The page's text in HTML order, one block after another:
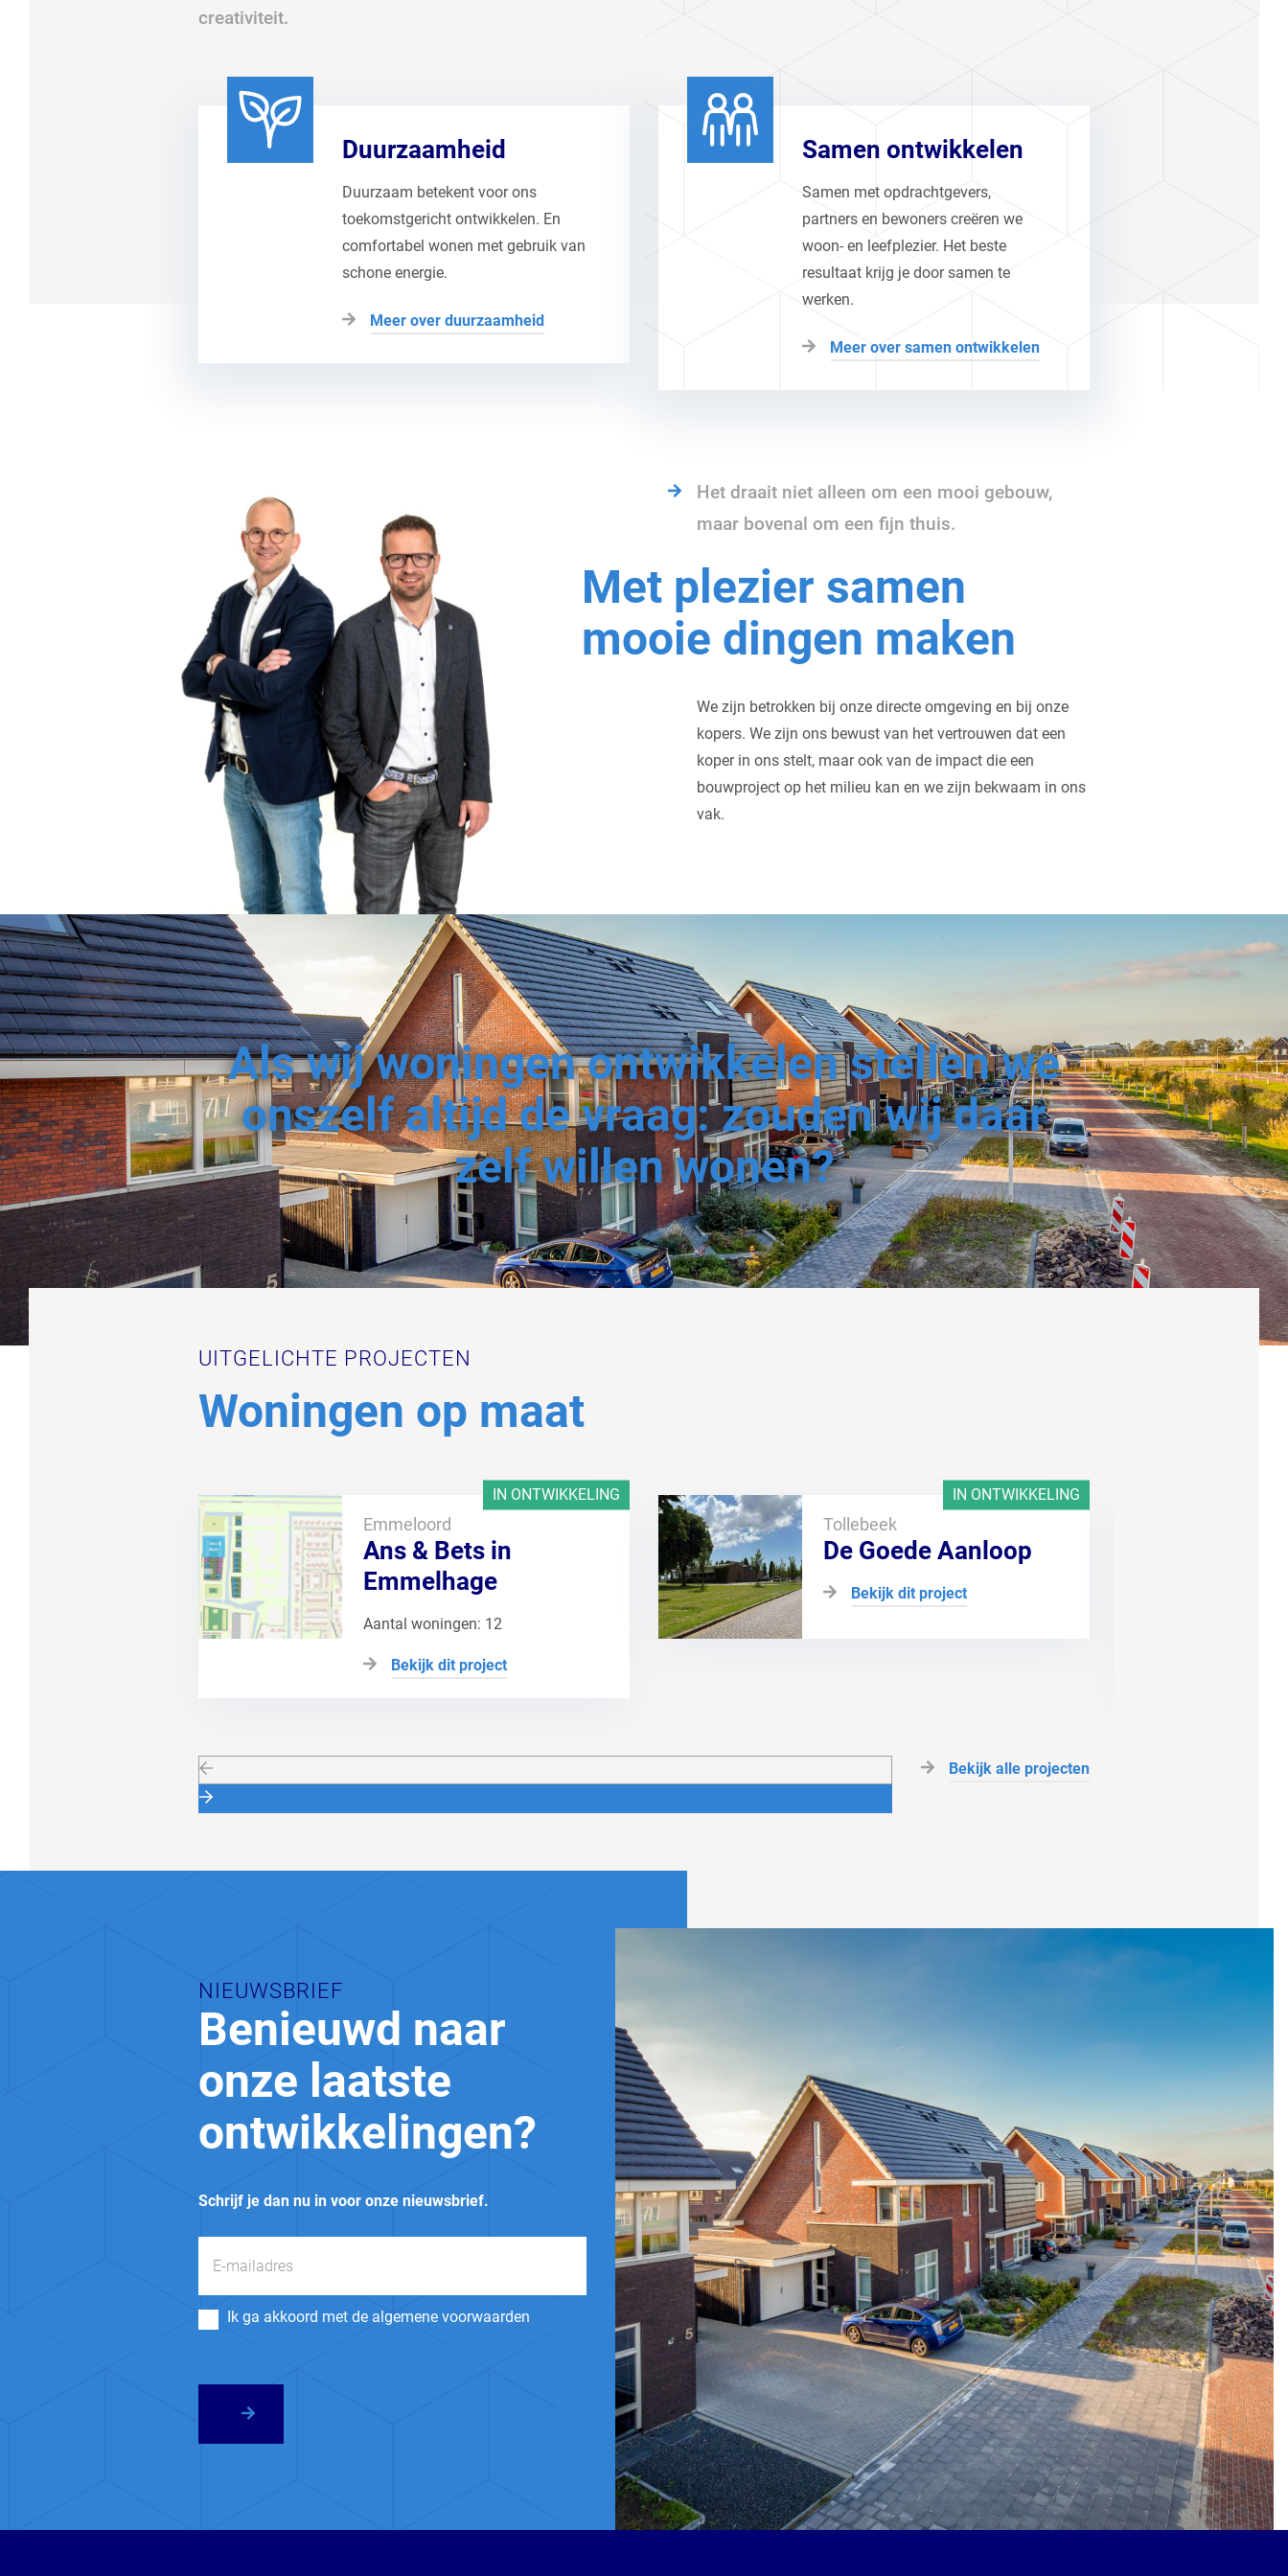
creativiteit.
Duurzaamheid
Duurzaam betekent voor ons
toekomstgericht ontwikkelen. En
comfortabel wonen met gebruik van
schone energie.
Meer over duurzaamheid
Samen ontwikkelen
Samen met opdrachtgevers,
partners en bewoners creëren we
woon- en leefplezier. Het beste
resultaat krijg je door samen te
werken.
Meer over samen ontwikkelen
Het draait niet alleen om een mooi gebouw,
maar bovenal om een fijn thuis.
Met plezier samen
mooie dingen maken
We zijn betrokken bij onze directe omgeving en bij onze
kopers. We zijn ons bewust van het vertrouwen dat een
koper in ons stelt, maar ook van de impact die een
bouwproject op het milieu kan en we zijn bekwaam in ons
vak.
Als wij woningen ontwikkelen stellen we
onszelf altijd de vraag: zouden wij daar
zelf willen wonen?
UITGELICHTE PROJECTEN
Woningen op maat
IN ONTWIKKELING
Emmeloord
Ans & Bets in
Emmelhage
Aantal woningen: 12
Bekijk dit project
IN ONTWIKKELING
Tollebeek
De Goede Aanloop
Bekijk dit project
Bekijk alle projecten
NIEUWSBRIEF
Benieuwd naar
onze laatste
ontwikkelingen?
Schrijf je dan nu in voor onze nieuwsbrief.
Ik ga akkoord met de algemene voorwaarden